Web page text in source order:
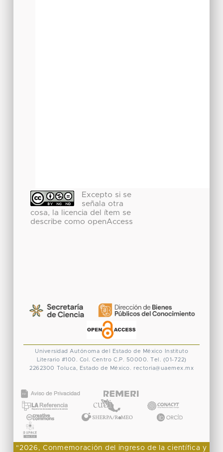
Excepto si se
señala otra
cosa, la licencia del ítem se
describe como openAccess
Universidad Autónoma del Estado de México
Instituto
Literario #100. Col. Centro C.P. 50000. Tel. (01-722)
2262300 Toluca, Estado de México. rectoria@uaemex.mx
"2026, Conmemoración del ingreso de la científica y